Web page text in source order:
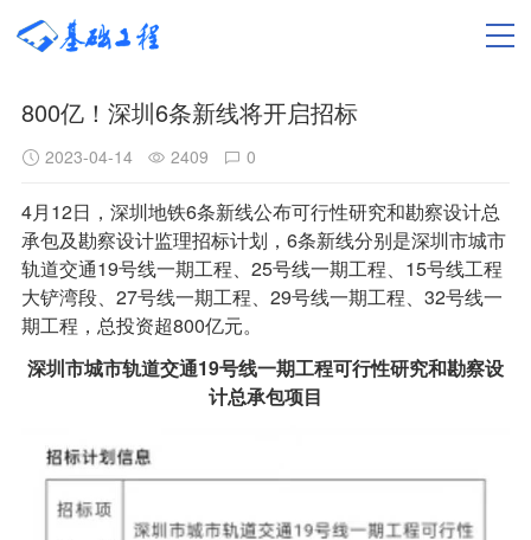
800亿！深圳6条新线将开启招标
2023-04-14 2409 0
4月12日，深圳地铁6条新线公布可行性研究和勘察设计总
承包及勘察设计监理招标计划，6条新线分别是深圳市城市
轨道交通19号线一期工程、25号线一期工程、15号线工程
大铲湾段、27号线一期工程、29号线一期工程、32号线一
期工程，总投资超800亿元。
深圳市城市轨道交通19号线一期工程可行性研究和勘察设
计总承包项目